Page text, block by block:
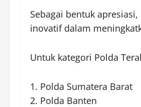
Sebagai bentuk
inovatif dalam
Untuk kategori Polda
1. Polda Sumatera Barat
2. Polda Banten